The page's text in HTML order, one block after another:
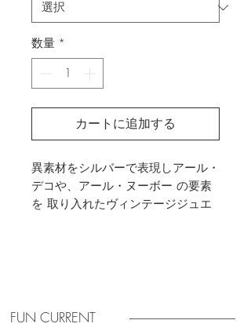
数量 *
カートに追加する
異素材をシルバーで表現しアール・
デコや、アール・ヌーボー の要素
を 取り入れたヴィンテージジュエ
FUN CURRENT